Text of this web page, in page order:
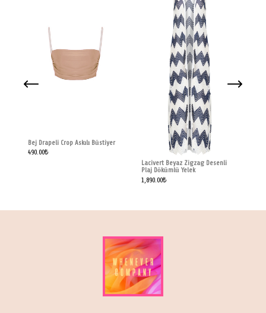
Bej Drapeli Crop Askılı Büstiyer
490.00₺
Lacivert Beyaz Zigzag Desenli
Plaj Dökümlü Yelek
1,890.00₺